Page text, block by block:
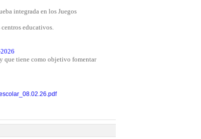
integrada en los Juegos
centros educativos.
que tiene como objetivo fomentar